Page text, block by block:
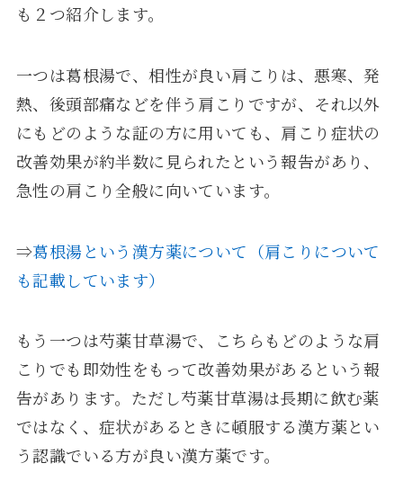
も２つ紹介します。
一つは葛根湯で、相性が良い肩こりは、悪寒、発
熱、後頭部痛などを伴う肩こりですが、それ以外
にもどのような証の方に用いても、肩こり症状の
改善効果が約半数に見られたという報告があり、
急性の肩こり全般に向いています。
⇒葛根湯という漢方薬について（肩こりについて
も記載しています）
もう一つは芍薬甘草湯で、こちらもどのような肩
こりでも即効性をもって改善効果があるという報
告があります。ただし芍薬甘草湯は長期に飲む薬
ではなく、症状があるときに頓服する漢方薬とい
う認識でいる方が良い漢方薬です。